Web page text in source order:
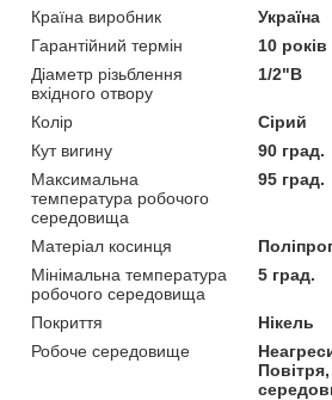
Країна виробник
Україна
Гарантійний термін
10 років
Діаметр різьблення
вхідного отвору
1/2"В
Колір
Сірий
Кут вигину
90 град.
Максимальна
температура робочого
середовища
95 град.
Матеріал косинця
Мінімальна температура
робочого середовища
5 град.
Покриття
Нікель
Робоче середовище